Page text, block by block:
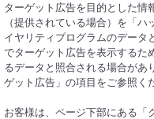
ターゲット広告を目的とした情
（提供されている場合）を「
イヤリティプログラムのデータ
でターゲット広告を表示するた
るデータと照合される場合があ
ゲット広告」の項目をご参照く
お客様は、ページ下部にある「